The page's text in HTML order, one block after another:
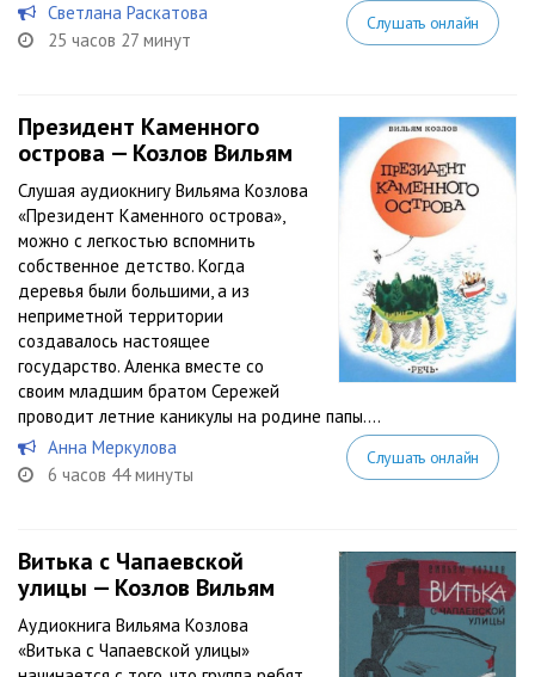
Светлана Раскатова
25 часов 27 минут
Слушать онлайн
Президент Каменного
острова — Козлов Вильям
Слушая аудиокнигу Вильяма Козлова
«Президент Каменного острова»,
можно с легкостью вспомнить
собственное детство. Когда
деревья были большими, а из
неприметной территории
создавалось настоящее
государство. Аленка вместе со
своим младшим братом Сережей
проводит летние каникулы на родине папы....
Анна Меркулова
6 часов 44 минуты
Слушать онлайн
Витька с Чапаевской
улицы — Козлов Вильям
Аудиокнига Вильяма Козлова
«Витька с Чапаевской улицы»